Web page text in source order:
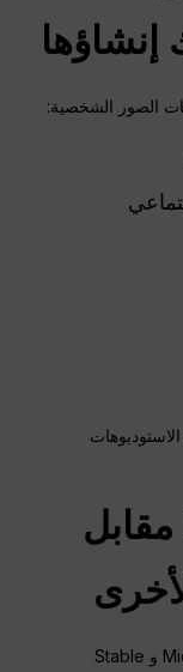
الاستوديوهات
Nano Banana Pro مقابل
غالبًا ما يُقارن Nano Banana Pro بـ Midjourney و Stable